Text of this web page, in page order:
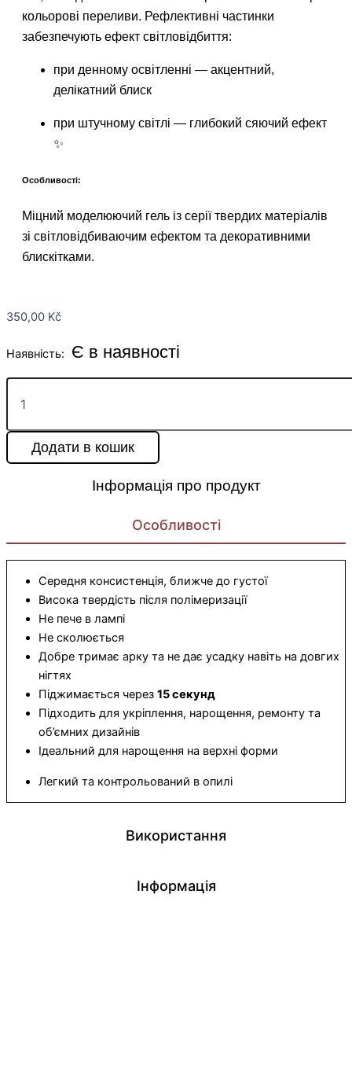
кольорові переливи. Рефлективні частинки
забезпечують ефект світловідбиття:
при денному освітленні — акцентний,
делікатний блиск
при штучному світлі — глибокий сяючий ефект
✨
Особливості:
Міцний моделюючий гель із серії твердих матеріалів
зі світловідбиваючим ефектом та декоративними
блискітками.
350,00 Kč
Наявність: Є в наявності
Додати в кошик
Інформація про продукт
Особливості
Використання
Інформація
Середня консистенція, ближче до густої
Висока твердість після полімеризації
Не пече в лампі
Не сколюється
Добре тримає арку та не дає усадку навіть на довгих
нігтях
Піджимається через 15 секунд
Підходить для укріплення, нарощення, ремонту та
об’ємних дизайнів
Ідеальний для нарощення на верхні форми
Легкий та контрольований в опилі